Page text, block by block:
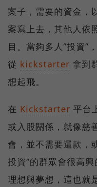
案子，需要的資金，
案寫上去，其他人依
目。當夠多人”投資”
從 kickstarter 拿到
想起飛。
在 Kickstarter 平台
或入股關係，就像慈
會，並不需要還款，
投資”的群眾會很高
理想與夢想，這也就